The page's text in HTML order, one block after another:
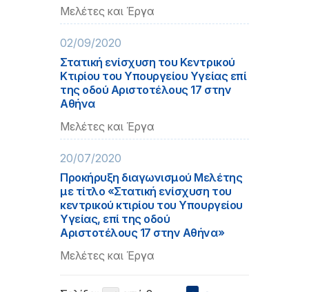
Μελέτες και Έργα
02/09/2020
Στατική ενίσχυση του Κεντρικού
Κτιρίου του Υπουργείου Υγείας επί
της οδού Αριστοτέλους 17 στην
Αθήνα
Μελέτες και Έργα
20/07/2020
Προκήρυξη διαγωνισμού Μελέτης
με τίτλο «Στατική ενίσχυση του
κεντρικού κτιρίου του Υπουργείου
Υγείας, επί της οδού
Αριστοτέλους 17 στην Αθήνα»
Μελέτες και Έργα